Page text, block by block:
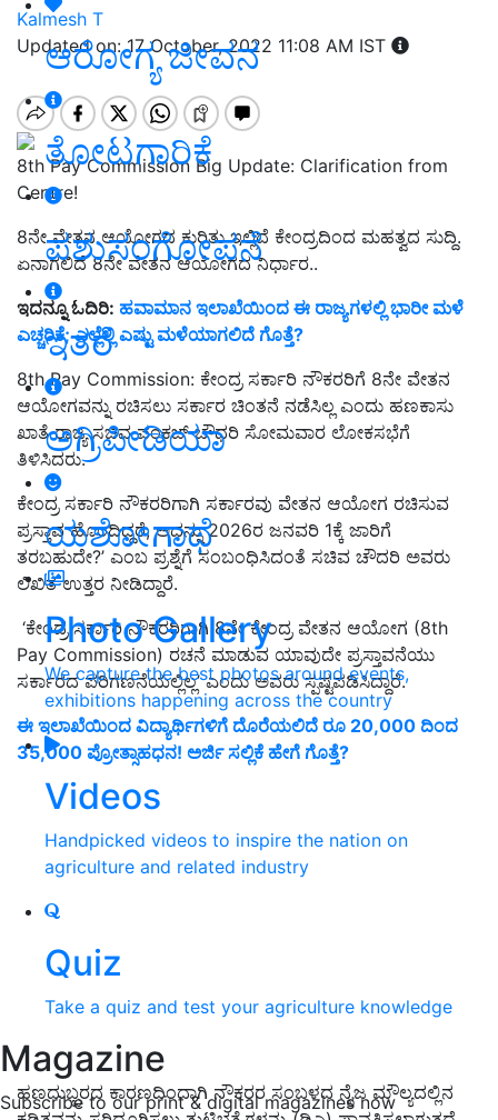
ಆರೋಗ್ಯ ಜೀವನ
ತೋಟಗಾರಿಕೆ
ಪಶುಸಂಗೋಪನೆ
ಇತರೆ
ಅಗ್ರಿಪೀಡಿಯಾ
ಯಶೋಗಾಥೆ
Photo Gallery
We capture the best photos around events,
exhibitions happening across the country
Videos
Handpicked videos to inspire the nation on
agriculture and related industry
Quiz
Take a quiz and test your agriculture knowledge
Magazine
Subscribe to our print & digital magazines now
Kalmesh T
Updated on: 17 October, 2022 11:08 AM IST
8th Pay Commission Big Update: Clarification from
Centre!
8ನೇ ವೇತನ ಆಯೋಗದ ಕುರಿತು ಇಲ್ಲಿದೆ ಕೇಂದ್ರದಿಂದ ಮಹತ್ವದ ಸುದ್ದಿ.
ಏನಾಗಲಿದೆ 8ನೇ ವೇತನ ಆಯೋಗದ ನಿರ್ಧಾರ..
ಇದನ್ನೂ ಓದಿರಿ: ಹವಾಮಾನ ಇಲಾಖೆಯಿಂದ ಈ ರಾಜ್ಯಗಳಲ್ಲಿ ಭಾರೀ ಮಳೆ
ಎಚ್ಚರಿಕೆ; ಎಲ್ಲೆಲ್ಲಿ ಎಷ್ಟು ಮಳೆಯಾಗಲಿದೆ ಗೊತ್ತೆ?
8th Pay Commission: ಕೇಂದ್ರ ಸರ್ಕಾರಿ ನೌಕರರಿಗೆ 8ನೇ ವೇತನ
ಆಯೋಗವನ್ನು ರಚಿಸಲು ಸರ್ಕಾರ ಚಿಂತನೆ ನಡೆಸಿಲ್ಲ ಎಂದು ಹಣಕಾಸು
ಖಾತೆ ರಾಜ್ಯ ಸಚಿವ ಪಂಕಜ್ ಚೌಧರಿ ಸೋಮವಾರ ಲೋಕಸಭೆಗೆ
ತಿಳಿಸಿದರು.
ಕೇಂದ್ರ ಸರ್ಕಾರಿ ನೌಕರರಿಗಾಗಿ ಸರ್ಕಾರವು ವೇತನ ಆಯೋಗ ರಚಿಸುವ
ಪ್ರಸ್ತಾವ ಹೊಂದಿದ್ದರೆ, ಅದನ್ನು 2026ರ ಜನವರಿ 1ಕ್ಕೆ ಜಾರಿಗೆ
ತರಬಹುದೇ?’ ಎಂಬ ಪ್ರಶ್ನೆಗೆ ಸಂಬಂಧಿಸಿದಂತೆ ಸಚಿವ ಚೌದರಿ ಅವರು
ಲಿಖಿತ ಉತ್ತರ ನೀಡಿದ್ದಾರೆ.
‘ಕೇಂದ್ರ ಸರ್ಕಾರಿ ನೌಕರರಿಗಾಗಿ 8ನೇ ಕೇಂದ್ರ ವೇತನ ಆಯೋಗ (8th
Pay Commission) ರಚನೆ ಮಾಡುವ ಯಾವುದೇ ಪ್ರಸ್ತಾವನೆಯು
ಸರ್ಕಾರದ ಪರಿಗಣನೆಯಲ್ಲಿಲ್ಲ’ ಎಂದು ಅವರು ಸ್ಪಷ್ಟಪಡಿಸಿದ್ದಾರೆ.
ಈ ಇಲಾಖೆಯಿಂದ ವಿದ್ಯಾರ್ಥಿಗಳಿಗೆ ದೊರೆಯಲಿದೆ ರೂ 20,000 ದಿಂದ
35,000 ಪ್ರೋತ್ಸಾಹಧನ! ಅರ್ಜಿ ಸಲ್ಲಿಕೆ ಹೇಗೆ ಗೊತ್ತೆ?
ಹಣದುಬ್ಬರದ ಕಾರಣದಿಂದಾಗಿ ನೌಕರರ ಸಂಬಳದ ನೈಜ ಮೌಲ್ಯದಲ್ಲಿನ